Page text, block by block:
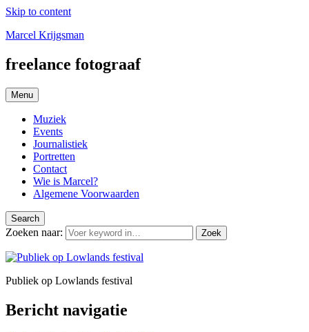
Skip to content
Marcel Krijgsman
freelance fotograaf
Menu
Muziek
Events
Journalistiek
Portretten
Contact
Wie is Marcel?
Algemene Voorwaarden
Search
Zoeken naar: Zoek
Publiek op Lowlands festival
Bericht navigatie